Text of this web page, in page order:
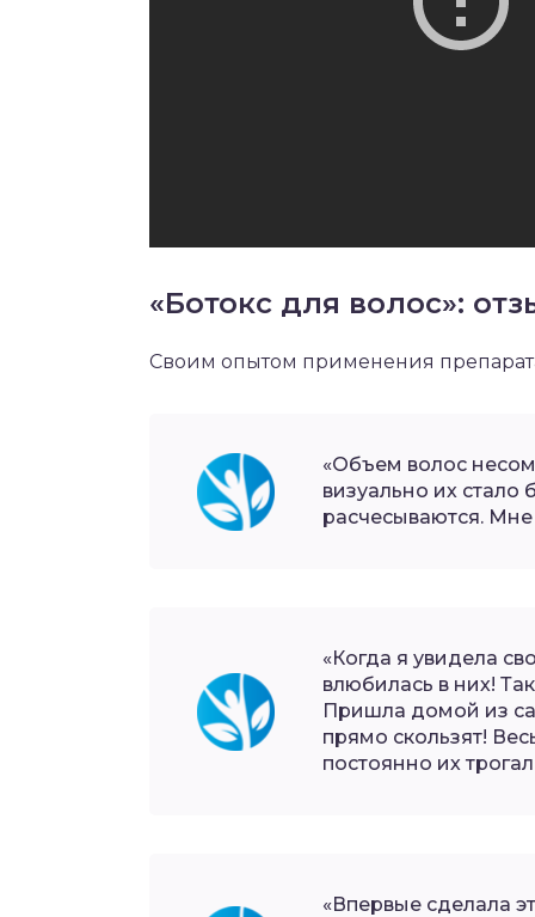
«Ботокс для волос»:
Своим опытом применения
«Объем волос
визуально их стало
расчесываются. Мне
«Когда я увидела
влюбилась в них!
Пришла домой из
прямо скользят!
постоянно их
«Впервые сделала